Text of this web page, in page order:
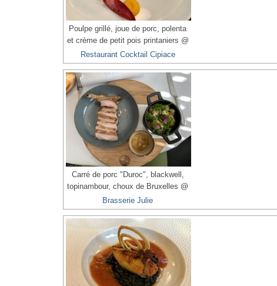
Poulpe grillé, joue de porc, polenta
et crème de petit pois printaniers @
Restaurant Cocktail Cipiace
Carré de porc "Duroc", blackwell,
topinambour, choux de Bruxelles @
Brasserie Julie